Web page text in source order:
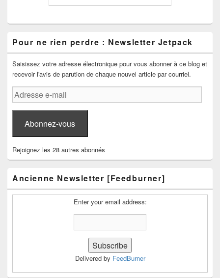
Pour ne rien perdre : Newsletter Jetpack
Saisissez votre adresse électronique pour vous abonner à ce blog et
recevoir l'avis de parution de chaque nouvel article par courriel.
Adresse
e-
mail
Abonnez-vous
Rejoignez les 28 autres abonnés
Ancienne Newsletter [Feedburner]
Enter your email address:
Delivered by FeedBurner